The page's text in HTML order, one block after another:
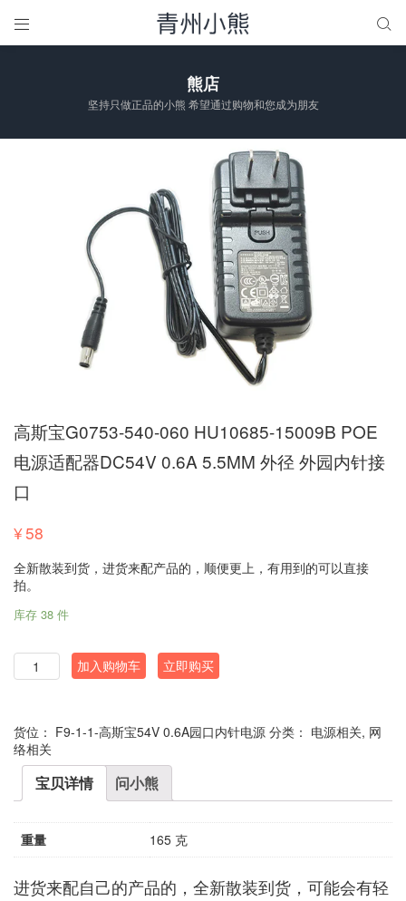
 
熊店
坚持只做正品的小熊 希望通过购物和您成为朋友
高斯宝G0753-540-060 HU10685-15009B POE
电源适配器DC54V 0.6A 5.5MM 外径 外园内针接
口
¥58
全新散装到货，进货来配产品的，顺便更上，有用到的可以直接
拍。
库存 38 件
量
加入购物车 立即购买
货位： F9-1-1-高斯宝54V 0.6A园口内针电源 分类： 电源相关, 网
络相关
宝贝详情 问小熊
重量 165 克
进货来配自己的产品的，全新散装到货，可能会有轻